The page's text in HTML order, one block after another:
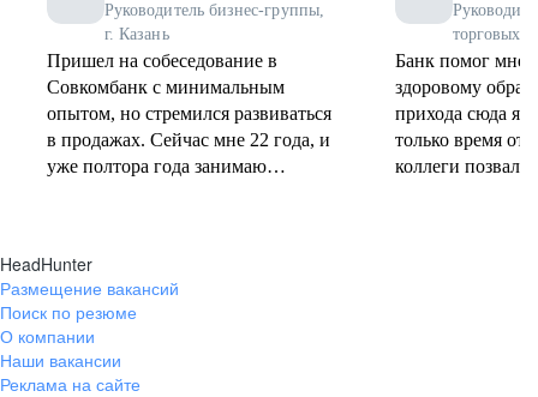
Руководитель бизнес-группы,
г. Казань
Пришел на собеседование в
Совкомбанк с минимальным
опытом, но стремился развиваться
в продажах. Сейчас мне 22 года, и
уже полтора года занимаю
образование. Молодежь сегодня
задаёт тренды и меняет рынок
труда, и горжусь тем, что являюсь
торговых
Банк помог мне
здоровому
прихода сюда я
только время от
коллеги позвали
HeadHunter
Размещение вакансий
Поиск по резюме
О компании
Наши вакансии
Реклама на сайте